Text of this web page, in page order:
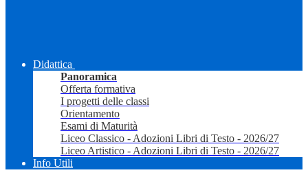
Didattica
Panoramica
Offerta formativa
I progetti delle classi
Orientamento
Esami di Maturità
Liceo Classico - Adozioni Libri di Testo - 2026/27
Liceo Artistico - Adozioni Libri di Testo - 2026/27
Info Utili